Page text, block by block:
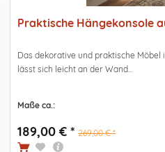
Praktische Hängekonsole
Das dekorative und praktische Möbel
lässt sich leicht an der Wand...
Maße ca.:
189,00 € * 269,00 € *